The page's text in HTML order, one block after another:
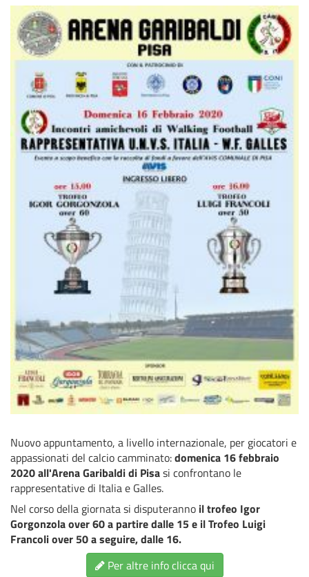
Nuovo appuntamento, a livello internazionale, per giocatori e
appassionati del calcio camminato:domenica 16 febbraio
2020 all'Arena Garibaldi di Pisasi confrontano le
rappresentative di Italia e Galles.
Nel corso della giornata si disputeranno il trofeo Igor
Gorgonzola over 60 a partire dalle 15 e il Trofeo Luigi
Francoli over 50 a seguire, dalle 16.
Per altre info clicca qui